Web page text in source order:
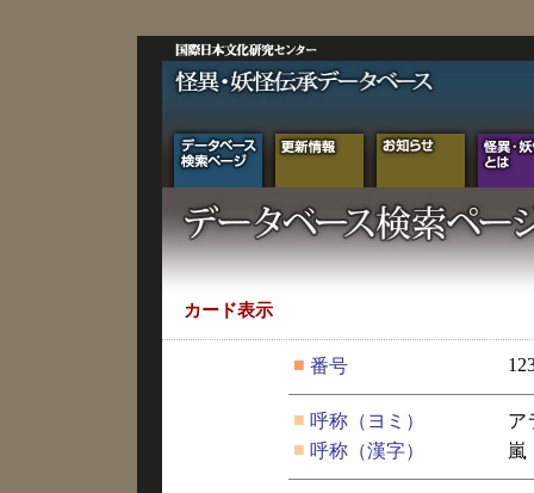
カード表示
■ 番号
■ 呼称（ヨミ）
ア
■ 呼称（漢字） 嵐